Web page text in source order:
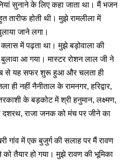
सुनाने के लिए कहा जाता था। मैं भजन
तारीफ होती थी। मुझे रामलीला में
जाने लगा।
में पढ़ता था। मुझे बड़ोवाला की
आ गया। मास्टर रोशन लाल जी ने
से यह सफर शुरू हुआ और चलता ही
ही नहीं नैनीताल के रामनगर, हरिद्वार,
के बड़कोट में श्री हनुमान, लक्ष्मण,
दशरथ, राजा जनक को मंच पर जीने का
गांव में एक बुजुर्ग की सलाह पर मैं रावण
को तैयार हो गया। मुझे रावण की भूमिका